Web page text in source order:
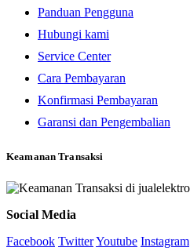
Panduan Pengguna
Hubungi kami
Service Center
Cara Pembayaran
Konfirmasi Pembayaran
Garansi dan Pengembalian
Keamanan Transaksi
Social Media
Facebook TwitterYoutube Instagram